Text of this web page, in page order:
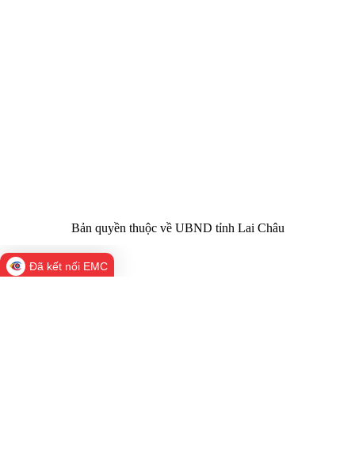
Bản quyền thuộc về UBND tỉnh Lai Châu
Đã kết nối EMC